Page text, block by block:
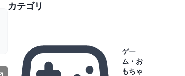
カテゴリ
ゲー
ム・お
もちゃ